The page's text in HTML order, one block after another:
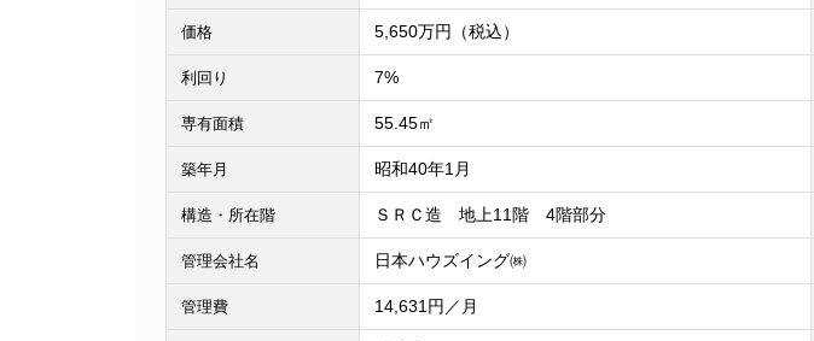
価格 5,650万円（税込）
利回り 7%
専有面積 55.45㎡
築年月 昭和40年1月
構造・所在階 ＳＲＣ造 地上11階 4階部分
管理会社名 日本ハウズイング㈱
管理費 14,631円／月